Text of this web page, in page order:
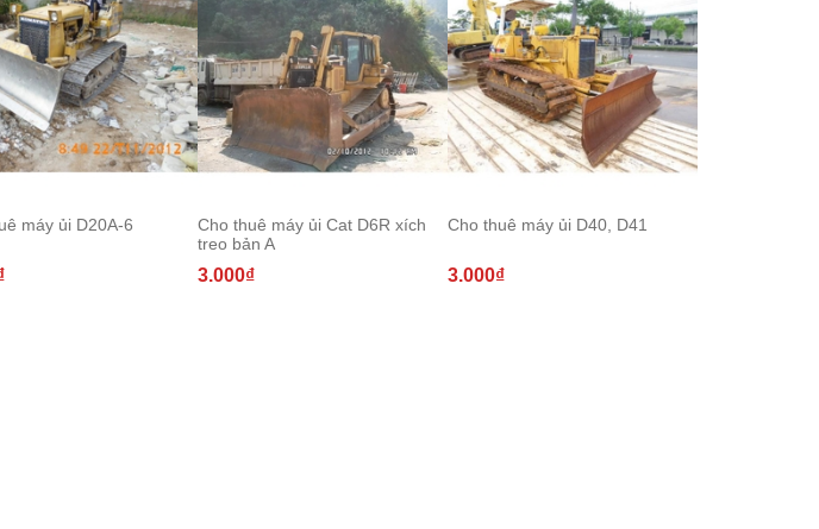
máy ủi D20A-6
Cho thuê máy ủi Cat D6R xích
treo bản A
3.000₫
Cho thuê máy ủi D40, D41
3.000₫